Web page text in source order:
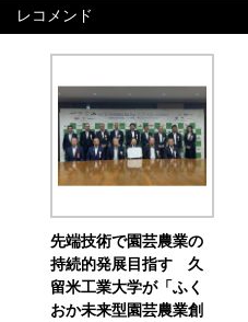
レコメンド
先端技術で園芸農業の
持続的発展目指す 久
留米工業大学が「ふく
おか未来型園芸農業創